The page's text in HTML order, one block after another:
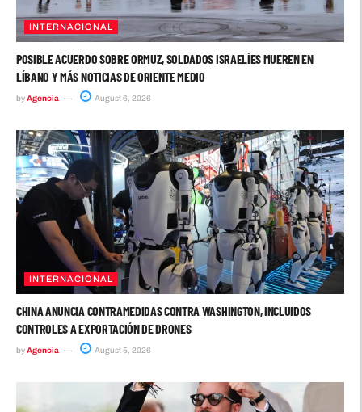
INTERNACIONAL
POSIBLE ACUERDO SOBRE ORMUZ, SOLDADOS ISRAELÍES MUEREN EN
LÍBANO Y MÁS NOTICIAS DE ORIENTE MEDIO
byAgencia August 6, 2026
INTERNACIONAL
CHINA ANUNCIA CONTRAMEDIDAS CONTRA WASHINGTON, INCLUIDOS
CONTROLES A EXPORTACIÓN DE DRONES
byAgencia August 5, 2026